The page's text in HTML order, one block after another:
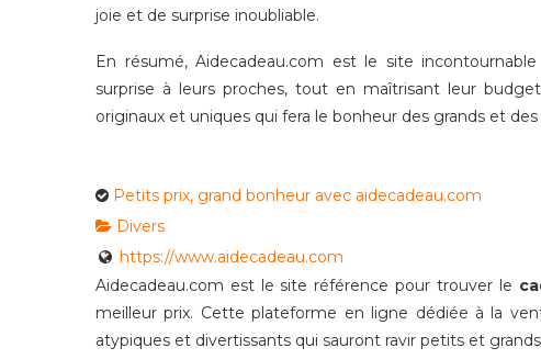
joie et de surprise inoubliable.
En résumé, Aidecadeau.com est le site
surprise à leurs proches, tout en maîtrisant leur
originaux et uniques qui fera le bonheur des grands et
Petits prix, grand bonheur avec aidecadeau.com
Divers
https://www.aidecadeau.com
Aidecadeau.com est le site référence pour trouver le
meilleur prix. Cette plateforme en ligne dédiée à la
atypiques et divertissants qui sauront ravir petits et